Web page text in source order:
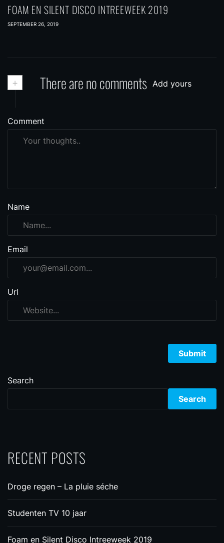
FOAM EN SILENT DISCO INTREEWEEK 2019
SEPTEMBER 26, 2019
+ There are no comments Add yours
Comment
Name
Email
Url
Search
Search
RECENT POSTS
Droge regen – La pluie séche
Studenten TV 10 jaar
Foam en Silent Disco Intreeweek 2019